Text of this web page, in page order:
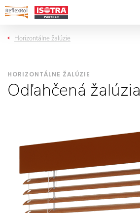
Horizontálne žalúzie
HORIZONTÁLNE ŽALÚZIE
Odľahčená žalúzia